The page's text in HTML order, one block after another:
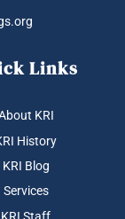
Links
KRI
History
KRI Blog
Services
KRI Staff